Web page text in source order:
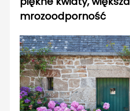
mrozoodporność